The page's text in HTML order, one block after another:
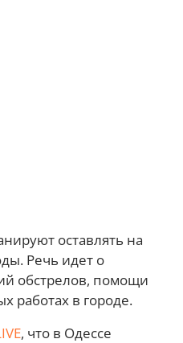
оставлять на
Речь идет о
обстрелов, помощи
работах в городе.
, что в Одессе